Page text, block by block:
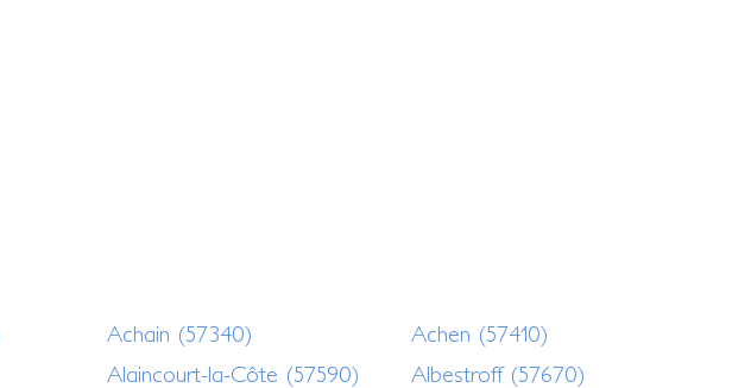
Achain (57340)
Achen (57410)
Alaincourt-la-Côte (57590)
Albestroff (57670)